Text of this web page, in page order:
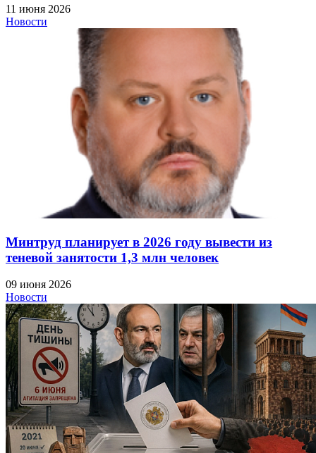
11 июня 2026
Новости
Минтруд планирует в 2026 году вывести из
теневой занятости 1,3 млн человек
09 июня 2026
Новости